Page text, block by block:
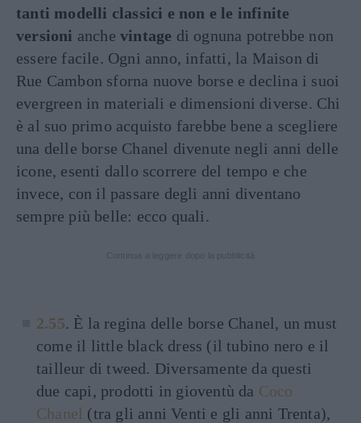
tanti modelli classici e non e le infinite
versioni anchevintage di ognuna potrebbe non
essere facile. Ogni anno, infatti, la Maison di
Rue Cambon sforna nuove borse e declina i suoi
evergreen in materiali e dimensioni diverse. Chi
è al suo primo acquisto farebbe bene a scegliere
una delle borse Chanel divenute negli anni delle
icone, esenti dallo scorrere del tempo e che
invece, con il passare degli anni diventano
sempre più belle: ecco quali.
2.55. È la regina delle borse Chanel, un must
come il little black dress (il tubino nero e il
tailleur di tweed. Diversamente da questi
due capi, prodotti in gioventù da Coco
Chanel (tra gli anni Venti e gli anni Trenta),